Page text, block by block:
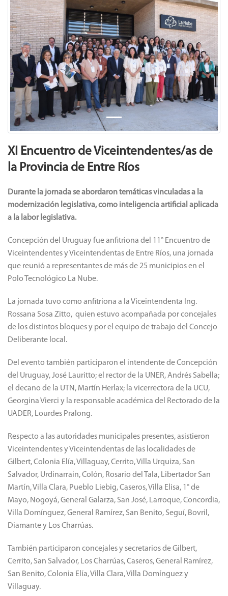
Previous Next
XI Encuentro de Viceintendentes/as de
la Provincia de Entre Ríos
Durante la jornada se abordaron temáticas vinculadas a la
modernización legislativa, como inteligencia artificial aplicada
a la labor legislativa.
Concepción del Uruguay fue anfitriona del 11° Encuentro de
Viceintendentes y Viceintendentas de Entre Ríos, una jornada
que reunió a representantes de más de 25 municipios en el
Polo Tecnológico La Nube.
La jornada tuvo como anfitriona a la Viceintendenta Ing.
Rossana Sosa Zitto, quien estuvo acompañada por concejales
de los distintos bloques y por el equipo de trabajo del Concejo
Deliberante local.
Del evento también participaron el intendente de Concepción
del Uruguay, José Lauritto; el rector de la UNER, Andrés Sabella;
el decano de la UTN, Martín Herlax; la vicerrectora de la UCU,
Georgina Vierci y la responsable académica del Rectorado de la
UADER, Lourdes Pralong.
Respecto a las autoridades municipales presentes, asistieron
Viceintendentes y Viceintendentas de las localidades de
Gilbert, Colonia Elía, Villaguay, Cerrito, Villa Urquiza, San
Salvador, Urdinarrain, Colón, Rosario del Tala, Libertador San
Martín, Villa Clara, Pueblo Liebig, Caseros, Villa Elisa, 1° de
Mayo, Nogoyá, General Galarza, San José, Larroque, Concordia,
Villa Domínguez, General Ramírez, San Benito, Seguí, Bovril,
Diamante y Los Charrúas.
También participaron concejales y secretarios de Gilbert,
Cerrito, San Salvador, Los Charrúas, Caseros, General Ramírez,
San Benito, Colonia Elía, Villa Clara, Villa Domínguez y
Villaguay.